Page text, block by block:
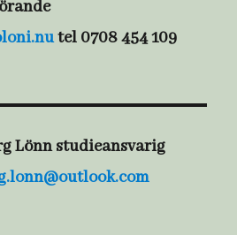
tel 0708 454 109
Lönn studieansvarig